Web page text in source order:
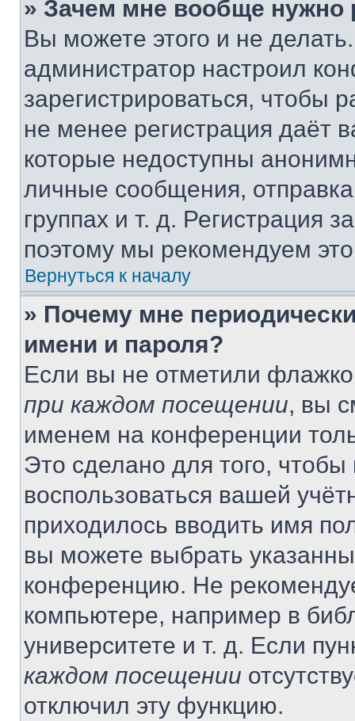
» Зачем мне вообще нужно
Вы можете этого и не
администратор настроил
зарегистрироваться, чтобы
не менее регистрация даёт
которые недоступны
личные сообщения,
группах и т. д. Регистрация
поэтому мы рекомендуем
Вернуться к началу
» Почему мне
имени и пароля?
Если вы не отметили
при каждом посещении, вы
именем на конференции
Это сделано для того, чтобы
воспользоваться вашей
приходилось вводить имя
вы можете выбрать
конференцию. Не
компьютере, например в
университете и т. д. Если
каждом посещении
отключил эту функцию.